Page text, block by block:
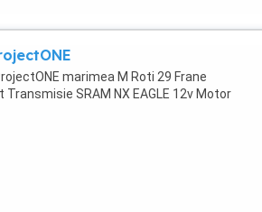
marimea M Roti 29 Frane
Transmisie SRAM NX EAGLE 12v Motor